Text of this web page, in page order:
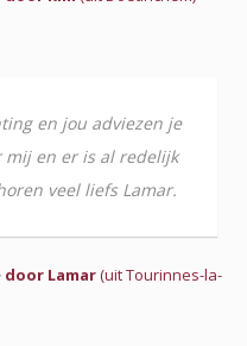
en jou adviezen je
mij en er is al redelijk
veel liefs Lamar.
door Lamar(uit Tourinnes-la-